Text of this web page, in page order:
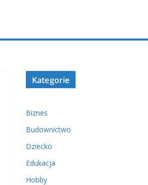
Kategorie
Biznes
Budownictwo
Dziecko
Edukacja
Hobby